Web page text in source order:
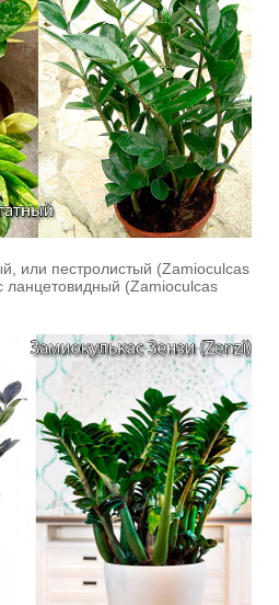
или пестролистый (Zamioculcas
ланцетовидный (Zamioculcas